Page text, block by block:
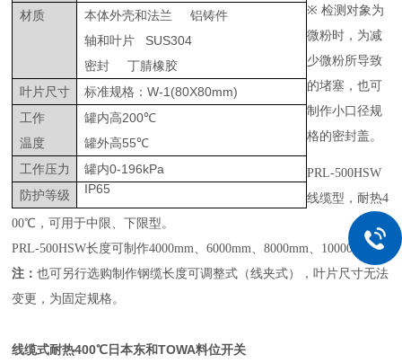
材质 本体外壳和法兰
铝铸件
轴和叶片SUS304
密封
丁腈橡胶
叶片尺寸
标准规格： W-1(80X80mm)
工作
温度
罐内高200℃
罐外高55℃
工作压力
罐内0-196kPa
防护等级
IP65
※ 检测对象为
微粉时，为减
少微粉所导致
的堵塞，也可
制作小口径规
格的密封盖。
PRL-500HSW
线缆型，耐热4
00℃，可用于中限、下限型。
PRL-500HSW长度可制作4000mm、6000mm、8000mm、10000mm。
注：也可另行选购制作钢缆长度可调整式（线夹式），叶片尺寸无法
变更，为固定规格。
线缆式耐热400℃日本东和TOWA料位开关